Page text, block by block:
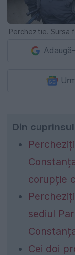
Perchezitie. Sursa
Din
corupție
sediul
Cei doi